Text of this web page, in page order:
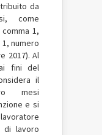
da
come
1,
1, numero
2017). Al
fini del
il
mesi
e si
di lavoro